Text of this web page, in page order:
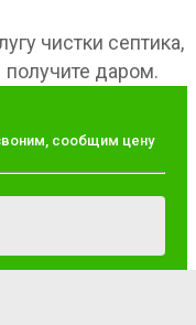
чистки септика,
получите даром.
сообщим цену